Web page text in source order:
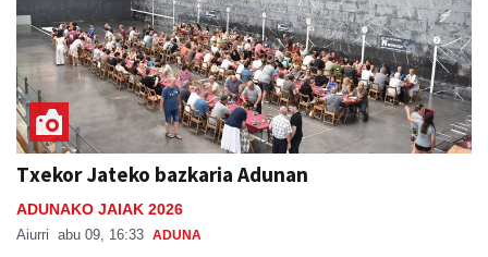
Txekor Jateko bazkaria Adunan
ADUNAKO JAIAK 2026
Aiurri abu 09, 16:33 ADUNA